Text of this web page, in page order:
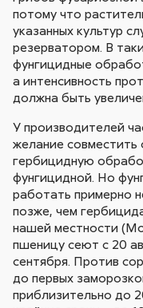
потому что
указанных культур
резерватором. В
фунгицидные
а интенсивность
должна быть
У производителей
желание
гербицидную
фунгицидной. Но
работать примерно
позже, чем
нашей местности
пшеницу сеют с 20
сентября. Против
до первых
приблизительно до